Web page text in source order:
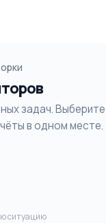
задач. Выберите
в одном месте.
ситуацию